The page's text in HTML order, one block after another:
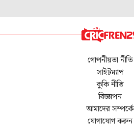
গোপনীয়তা নীতি
সাইটম্যাপ
কুকি নীতি
বিজ্ঞাপন
আমাদের সম্পর্কে
যোগাযোগ করুন